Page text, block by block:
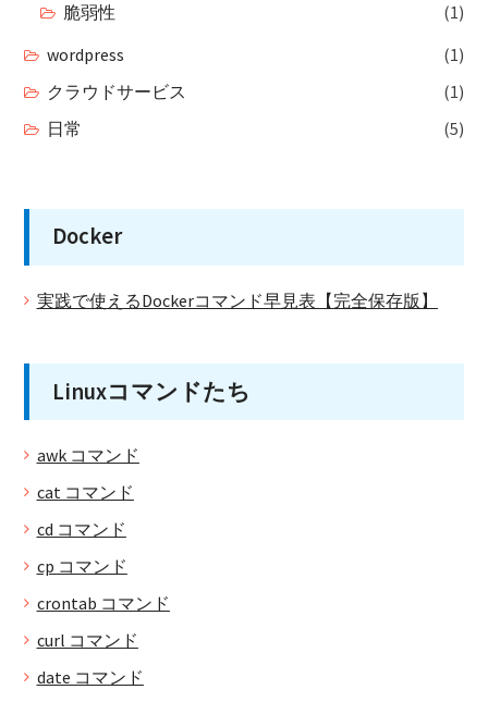
脆弱性
(1)
wordpress
(1)
クラウドサービス
(1)
日常
(5)
Docker
実践で使えるDockerコマンド早見表【完全保存版】
Linuxコマンドたち
awk コマンド
cat コマンド
cd コマンド
cp コマンド
crontab コマンド
curl コマンド
date コマンド